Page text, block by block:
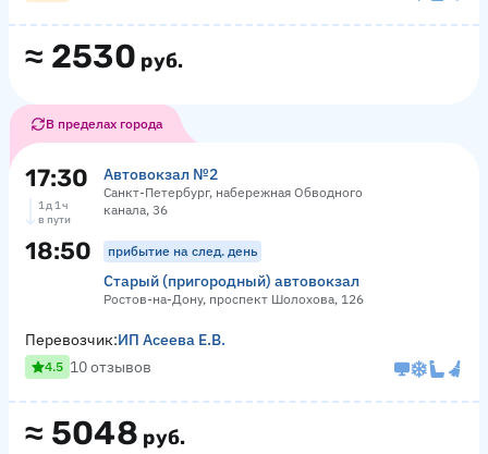
≈ 2530 руб.
В пределах города
17:30 Автовокзал №2
Санкт-Петербург, набережная Обводного
канала, 36
1 д 1 ч
в пути
18:50 прибытие на след. день
Старый (пригородный) автовокзал
Ростов-на-Дону, проспект Шолохова, 126
≈ 5048 руб.
Перевозчик:ИП Асеева Е.В.
4.5 10 отзывов